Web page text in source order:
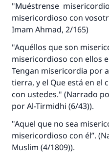
"Muéstrense
misericordioso con
Imam Ahmad, 2/165)
"Aquéllos que son
misericordioso con ellos
Tengan misericordia por
tierra, y el Que está en el
con ustedes." (Narrado
por Al-Tirmidhi (6/43)).
"Aquel que no sea
misericordioso con él”.
Muslim (4/1809)).